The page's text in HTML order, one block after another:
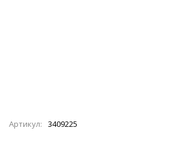
Артикул: 3409225